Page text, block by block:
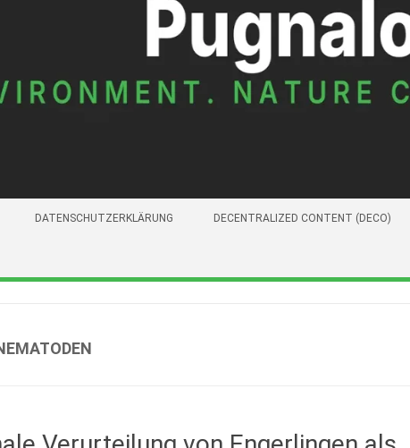
DATENSCHUTZERKLÄRUNG DECENTRALIZED CONTENT (DECO)